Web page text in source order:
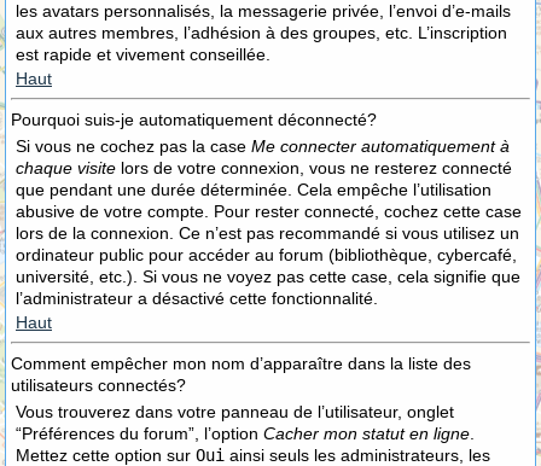
les avatars personnalisés, la messagerie privée, l’envoi d’e-mails
aux autres membres, l’adhésion à des groupes, etc. L’inscription
est rapide et vivement conseillée.
Haut
Pourquoi suis-je automatiquement déconnecté?
Si vous ne cochez pas la case Me connecter automatiquement à
chaque visite lors de votre connexion, vous ne resterez connecté
que pendant une durée déterminée. Cela empêche l’utilisation
abusive de votre compte. Pour rester connecté, cochez cette case
lors de la connexion. Ce n’est pas recommandé si vous utilisez un
ordinateur public pour accéder au forum (bibliothèque, cybercafé,
université, etc.). Si vous ne voyez pas cette case, cela signifie que
l’administrateur a désactivé cette fonctionnalité.
Haut
Comment empêcher mon nom d’apparaître dans la liste des
utilisateurs connectés?
Vous trouverez dans votre panneau de l’utilisateur, onglet
“Préférences du forum”, l’option Cacher mon statut en ligne
Mettez cette option sur Oui ainsi seuls les administrateurs, les